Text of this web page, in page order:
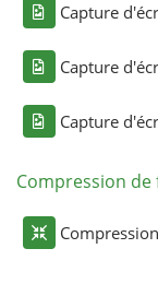
Capture
Capture
Capture
Compression